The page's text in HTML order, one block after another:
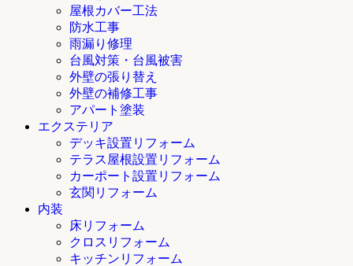
屋根カバー工法
防水工事
雨漏り修理
台風対策・台風被害
外壁の張り替え
外壁の補修工事
アパート塗装
エクステリア
デッキ設置リフォーム
テラス屋根設置リフォーム
カーポート設置リフォーム
玄関リフォーム
内装
床リフォーム
クロスリフォーム
キッチンリフォーム